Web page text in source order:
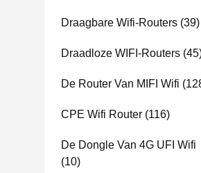
Draagbare Wifi-Routers (39)
Draadloze WIFI-Routers
De Router Van MIFI Wifi
CPE Wifi Router (116)
De Dongle Van 4G UFI Wifi
(10)